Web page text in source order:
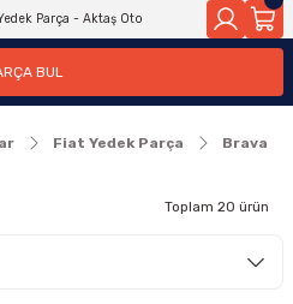
BUL
Fiat Yedek Parça Brava
Toplam 20 ürün